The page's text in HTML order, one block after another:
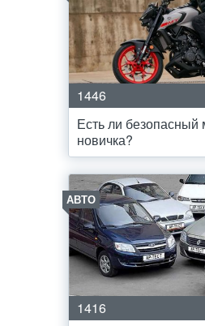
1446
Есть ли безопасный
новичка?
АВТО
1416